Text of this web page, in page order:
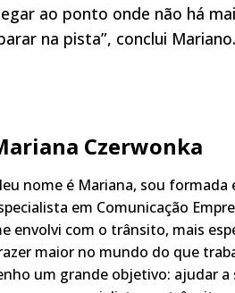
ao ponto onde não há
na pista”, conclui Mariano.
Czerwonka
nome é Mariana, sou
em Comunicação
envolvi com o trânsito, mais
maior no mundo do que
um grande objetivo: ajudar a